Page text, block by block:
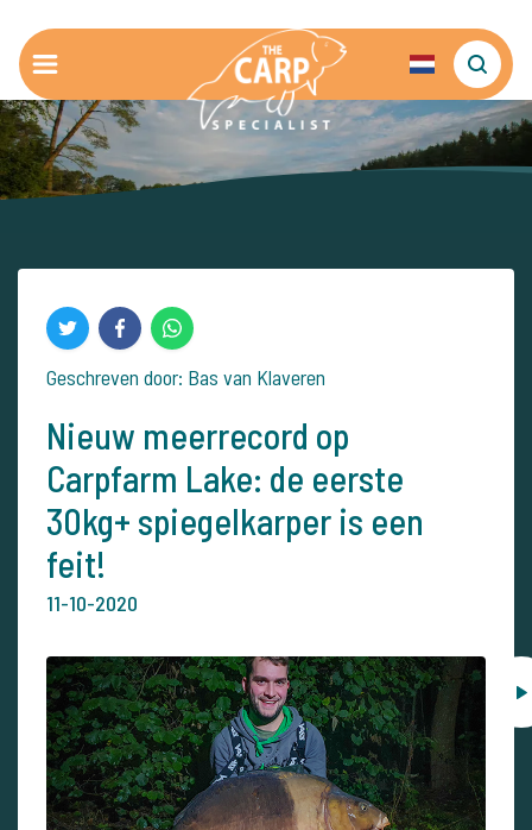
Geschreven door: Bas van Klaveren
Nieuw meerrecord op
Carpfarm Lake: de eerste
30kg+ spiegelkarper is een
feit!
11-10-2020